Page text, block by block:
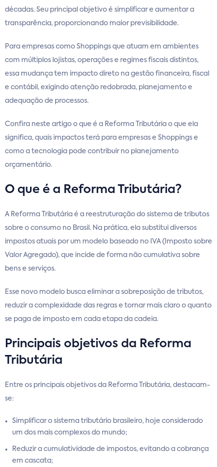
décadas. Seu principal objetivo é simplificar e aumentar a
transparência, proporcionando maior previsibilidade.
Para empresas como Shoppings que atuam em ambientes
com múltiplos lojistas, operações e regimes fiscais distintos,
essa mudança tem impacto direto na gestão financeira, fiscal
e contábil, exigindo atenção redobrada, planejamento e
adequação de processos.
Confira neste artigo o que é a Reforma Tributária o que ela
significa, quais impactos terá para empresas e Shoppings e
como a tecnologia pode contribuir no planejamento
orçamentário.
O que é a Reforma Tributária?
A Reforma Tributária é a reestruturação do sistema de tributos
sobre o consumo no Brasil. Na prática, ela substitui diversos
impostos atuais por um modelo baseado no IVA (Imposto sobre
Valor Agregado), que incide de forma não cumulativa sobre
bens e serviços.
Esse novo modelo busca eliminar a sobreposição de tributos,
reduzir a complexidade das regras e tornar mais claro o quanto
se paga de imposto em cada etapa da cadeia.
Principais objetivos da Reforma
Tributária
Entre os principais objetivos da Reforma Tributária, destacam-
se:
Simplificar o sistema tributário brasileiro, hoje considerado
um dos mais complexos do mundo;
Reduzir a cumulatividade de impostos, evitando a cobrança
em cascata;